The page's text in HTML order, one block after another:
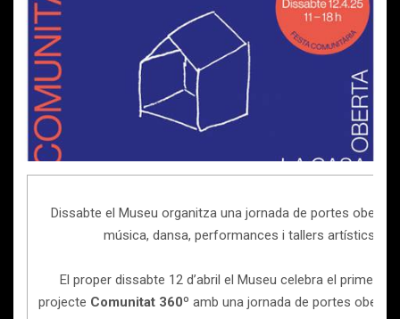
Dissabte el Museu organitza una jornada de portes
música, dansa, performances i tallers artístics
El proper dissabte 12 d’abril el Museu celebra el primer
projecte Comunitat 360º amb una jornada de portes